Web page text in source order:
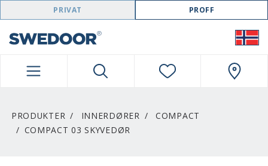
SWEDOOR NAVIGATION
PRIVAT PROFF
PRODUKTER INNERDØRER
COMPACT
COMPACT 03 SKYVEDØR